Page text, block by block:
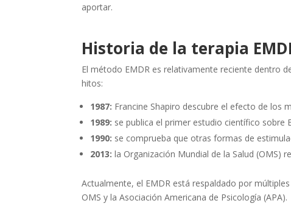
aportar.
Historia de la terapia
El método EMDR es relativamente reciente dentro
hitos:
1987: Francine Shapiro descubre el efecto de los
1989: se publica el primer estudio científico sobre
1990: se comprueba que otras formas de
2013: la Organización Mundial de la Salud (OMS)
Actualmente, el EMDR está respaldado por
OMS y la Asociación Americana de Psicología (APA).